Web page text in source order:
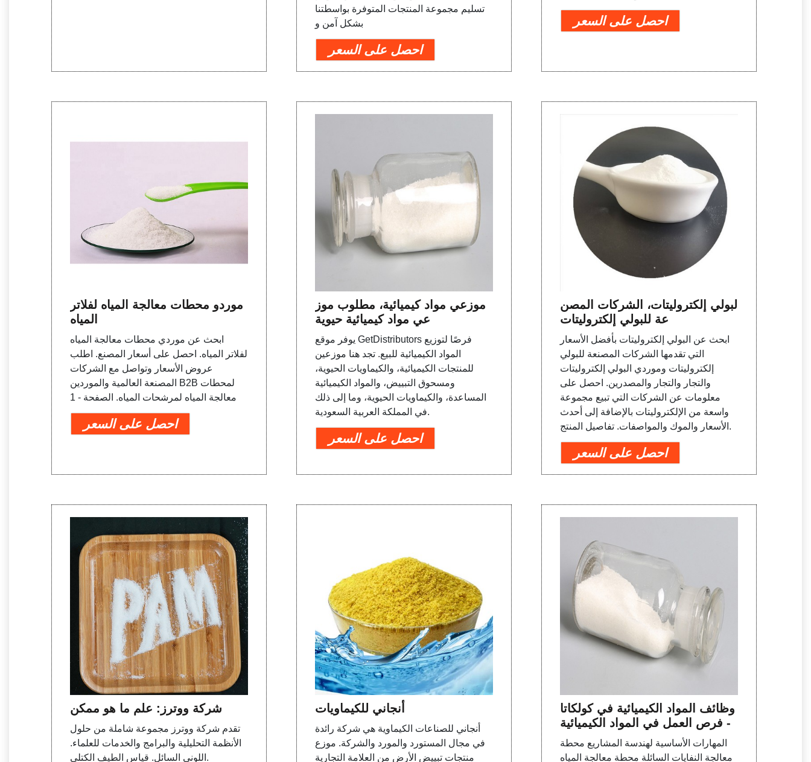
تسليم مجموعة المنتجات المتوفرة بواسطتنا
بشكل آمن و
احصل على السعر
احصل على السعر
موردو محطات معالجة المياه لفلاتر
المياه
ابحث عن موردي محطات معالجة المياه
لفلاتر المياه. احصل على أسعار المصنع. اطلب
عروض الأسعار وتواصل مع الشركات
المصنعة العالمية والموردين B2B لمحطات
معالجة المياه لمرشحات المياه. الصفحة - 1
احصل على السعر
موزعي مواد كيميائية، مطلوب موز
عي مواد كيميائية حيوية
يوفر موقع GetDistributors فرصًا لتوزيع
المواد الكيميائية للبيع. تجد هنا موزعين
للمنتجات الكيميائية، والكيماويات الحيوية،
ومسحوق التبييض، والمواد الكيميائية
المساعدة، والكيماويات الحيوية، وما إلى ذلك
في المملكة العربية السعودية.
احصل على السعر
البولي إلكتروليتات، الشركات المصن
عة للبولي إلكتروليتات
ابحث عن البولي إلكتروليتات بأفضل الأسعار
التي تقدمها الشركات المصنعة للبولي
إلكتروليتات وموردي البولي إلكتروليتات
والتجار والتجار والمصدرين. احصل على
معلومات عن الشركات التي تبيع مجموعة
واسعة من الإلكتروليتات بالإضافة إلى أحدث
الأسعار والموك والمواصفات. تفاصيل المنتج.
احصل على السعر
شركة ووترز: علم ما هو ممكن
تقدم شركة ووترز مجموعة شاملة من حلول
الأنظمة التحليلية والبرامج والخدمات للعلماء.
اللوني السائل. قياس الطيف الكتلي.
أنجاني للكيماويات
أنجاني للصناعات الكيماوية هي شركة رائدة
في مجال المستورد والمورد والشركة. موزع
منتجات تبييض الأرض من العلامة التجارية
وظائف المواد الكيميائية في كولكاتا
- فرص العمل في المواد الكيميائية
المهارات الأساسية لهندسة المشاريع محطة
معالجة النفايات السائلة محطة معالجة المياه